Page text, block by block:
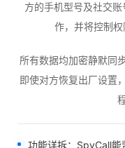
方的手机型号及社交
作，并将控制权
所有数据均加密静默同
即使对方恢复出厂设置
功能详拆：SpyCall能